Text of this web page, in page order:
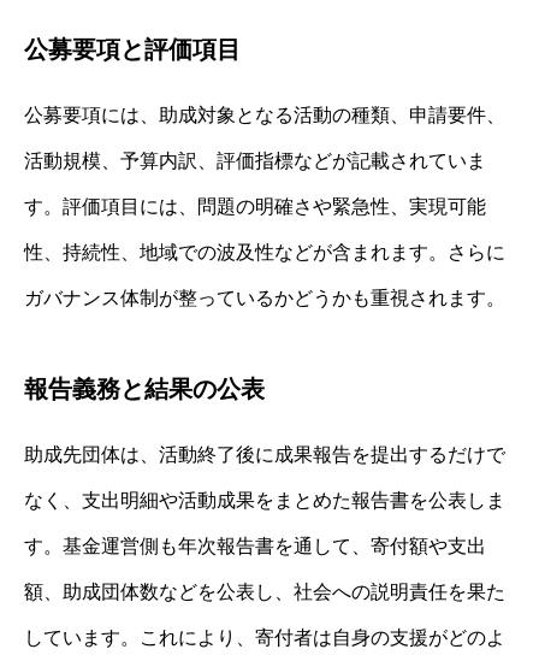
公募要項と評価項目
公募要項には、助成対象となる活動の種類、申請要件、
活動規模、予算内訳、評価指標などが記載されていま
す。評価項目には、問題の明確さや緊急性、実現可能
性、持続性、地域での波及性などが含まれます。さらに
ガバナンス体制が整っているかどうかも重視されます。
報告義務と結果の公表
助成先団体は、活動終了後に成果報告を提出するだけで
なく、支出明細や活動成果をまとめた報告書を公表しま
す。基金運営側も年次報告書を通して、寄付額や支出
額、助成団体数などを公表し、社会への説明責任を果た
しています。これにより、寄付者は自身の支援がどのよ